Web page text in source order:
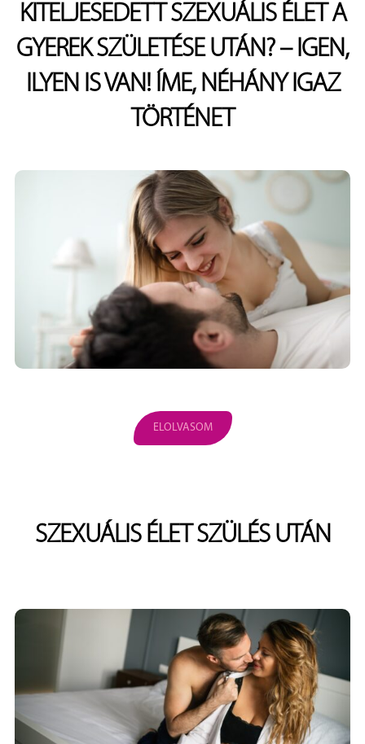
KITELJESEDETT SZEXUÁLIS ÉLET A
GYEREK SZÜLETÉSE UTÁN? – IGEN,
ILYEN IS VAN! ÍME, NÉHÁNY IGAZ
TÖRTÉNET
ELOLVASOM
SZEXUÁLIS ÉLET SZÜLÉS UTÁN